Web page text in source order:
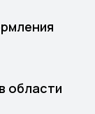
области